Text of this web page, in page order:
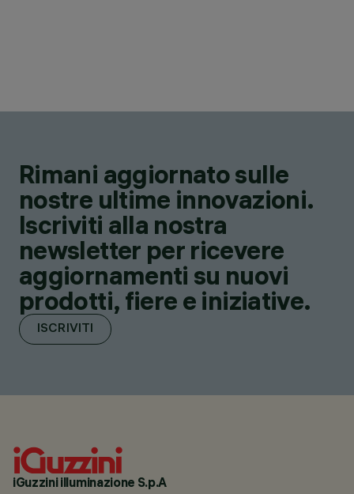
Rimani aggiornato sulle
nostre ultime innovazioni.
Iscriviti alla nostra
newsletter per ricevere
aggiornamenti su nuovi
prodotti, fiere e iniziative.
ISCRIVITI
iGuzzini illuminazione S.p.A